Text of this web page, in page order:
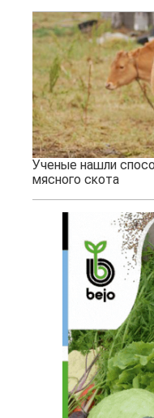
Ученые нашли
мясного скота